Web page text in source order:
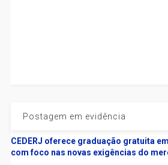
Postagem em evidência
CEDERJ oferece graduação gratuita
com foco nas novas exigências do